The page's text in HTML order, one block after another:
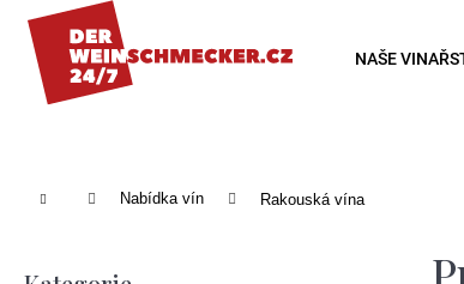
NAŠE
Domů Nabídka vín Rakouská vína
Zpět
do
Zpět
do